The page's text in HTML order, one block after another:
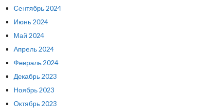
Сентябрь 2024
Июнь 2024
Май 2024
Апрель 2024
Февраль 2024
Декабрь 2023
Ноябрь 2023
Октябрь 2023